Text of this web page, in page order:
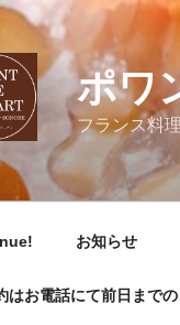
ポワ
フランス料
お知らせ
はお電話にて前日まで